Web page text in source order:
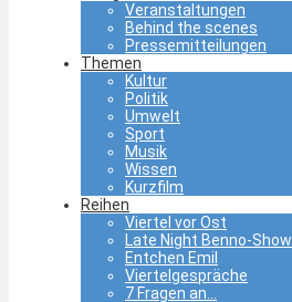
Veranstaltungen
Behind the scenes
Pressemitteilungen
Themen
Kultur
Politik
Umwelt
Sport
Musik
Wissen
Kurzfilm
Reihen
Viertel vor Ost
Late Night Benno-Show
Entchen Emil
Viertelgespräche
7 Fragen an…